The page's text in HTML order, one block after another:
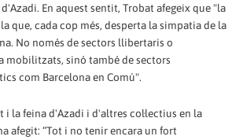
En aquest sentit, Trobat afegeix que "la
que, cada cop més, desperta la simpatia de la
No només de sectors llibertaris o
mobilitzats, sinó també de sectors
com Barcelona en Comú".
i la feina d'Azadi i d'altres col·lectius en la
afegit: “Tot i no tenir encara un fort